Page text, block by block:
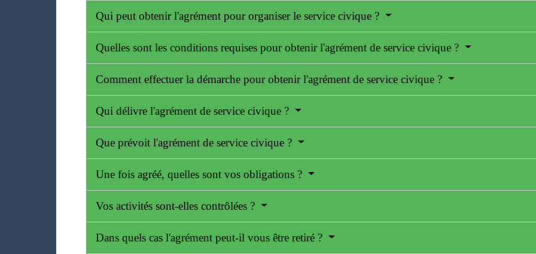
Qui peut obtenir l'agrément pour organiser le service civique ?
Quelles sont les conditions requises pour obtenir l'agrément de service civique ?
Comment effectuer la démarche pour obtenir l'agrément de service civique ?
Qui délivre l'agrément de service civique ?
Que prévoit l'agrément de service civique ?
Une fois agréé, quelles sont vos obligations ?
Vos activités sont-elles contrôlées ?
Dans quels cas l'agrément peut-il vous être retiré ?